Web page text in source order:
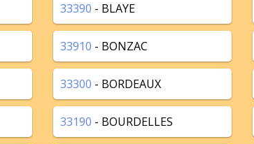
33390 - BLAYE
33910 - BONZAC
33300 - BORDEAUX
33190 - BOURDELLES